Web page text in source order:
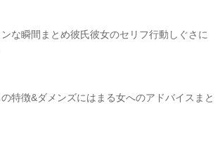
ンな瞬間まとめ彼氏彼女のセリフ行動しぐさに
の特徴&ダメンズにはまる女へのアドバイスまと